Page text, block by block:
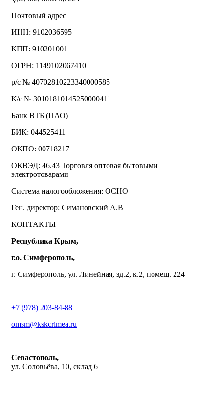
Почтовый адрес
ИНН: 9102036595
КПП: 910201001
ОГРН: 1149102067410
р/с № 40702810223340000585
К/с № 30101810145250000411
Банк ВТБ (ПАО)
БИК: 044525411
ОКПО: 00718217
ОКВЭД: 46.43 Торговля оптовая бытовыми
электротоварами
Система налогообложения: ОСНО
Ген. директор: Симановский А.В
КОНТАКТЫ
Республика Крым,
г.о. Симферополь,
г. Симферополь, ул. Линейная, зд.2, к.2, помещ. 224
+7 (978) 203-84-88
omsm@kskcrimea.ru
Севастополь,
ул. Соловьёва, 10, склад 6